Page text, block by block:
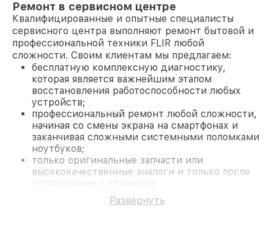
Ремонт в сервисном центре
Квалифицированные и опытные специалисты
сервисного центра выполняют ремонт бытовой и
профессиональной техники FLIR любой
сложности. Своим клиентам мы предлагаем:
бесплатную комплексную диагностику,
которая является важнейшим этапом
восстановления работоспособности любых
устройств;
профессиональный ремонт любой сложности,
начиная со смены экрана на смартфонах и
заканчивая сложными системными поломками
ноутбуков;
только оригинальные запчасти или
высококачественные аналоги и только после
согласования с клиентом.
На все работы и замененные комплектующие
предоставляется длительная гарантия. В случае
Развернуть